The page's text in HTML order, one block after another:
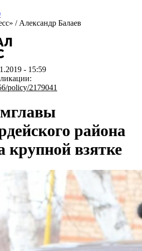
/ Александр Балаев
- 15:59
policy/2179041
района
крупной взятке